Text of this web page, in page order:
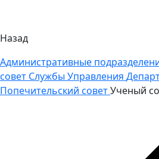
Назад
Административные
совет Службы Управления
Попечительский советУченый